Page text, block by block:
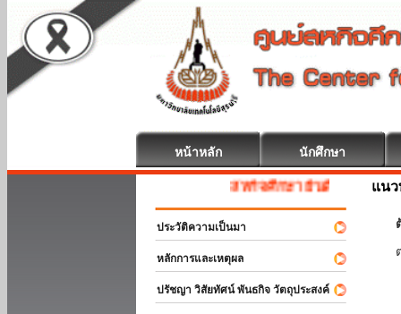
หน้าหลัก นักศึกษา
สหกิจศึกษา ยินดีต้อนรับ
ประวัติความเป็นมา
หลักการและเหตุผล
ปรัชญา วิสัยทัศน์ พันธกิจ วัตถุประสงค์
แน